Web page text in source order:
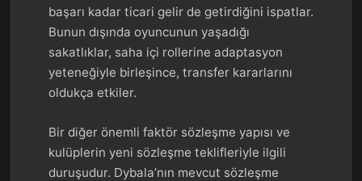
başarı kadar ticari gelir de getirdiğini ispatlar.
Bunun dışında oyuncunun yaşadığı
sakatlıklar, saha içi rollerine adaptasyon
yeteneğiyle birleşince, transfer kararlarını
oldukça etkiler.
Bir diğer önemli faktör sözleşme yapısı ve
kulüplerin yeni sözleşme teklifleriyle ilgili
duruşudur. Dybala’nın mevcut sözleşme